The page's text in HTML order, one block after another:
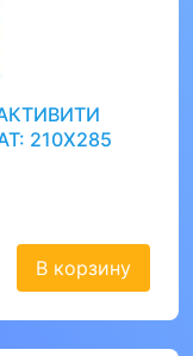
210Х285
В корзину